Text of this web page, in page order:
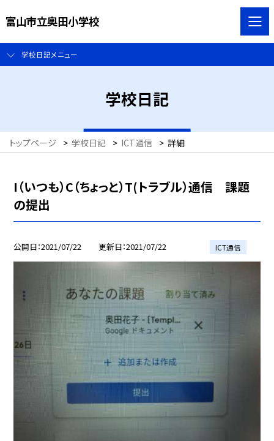
富山市立奥田小学校
学校日記メニュー
学校日記
トップページ > 学校日記 > ICT通信 > 詳細
I（いつも）C（ちょっと）T(トラブル）通信 課題
の提出
公開日 2021/07/22 更新日 2021/07/22 ICT通信